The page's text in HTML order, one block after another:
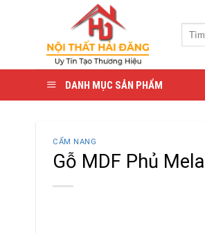
DANH MỤC SẢN PHẨM
CẨM NANG
Gỗ MDF Phủ